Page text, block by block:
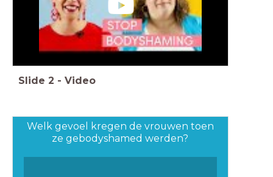
Slide 2 - Video
Welk gevoel kregen de vrouwen toen
ze gebodyshamed werden?